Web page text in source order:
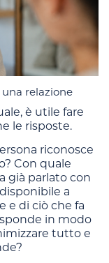
relazione
è utile fare
le risposte.
riconosce
Con quale
già parlato con
a
e di ciò che fa
in modo
tutto e